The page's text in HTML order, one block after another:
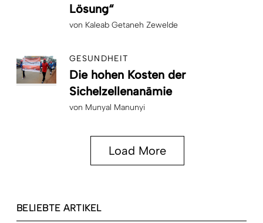
Lösung“
von Kaleab Getaneh Zewelde
GESUNDHEIT
Die hohen Kosten der
Sichelzellenanämie
von Munyal Manunyi
Load More
BELIEBTE ARTIKEL